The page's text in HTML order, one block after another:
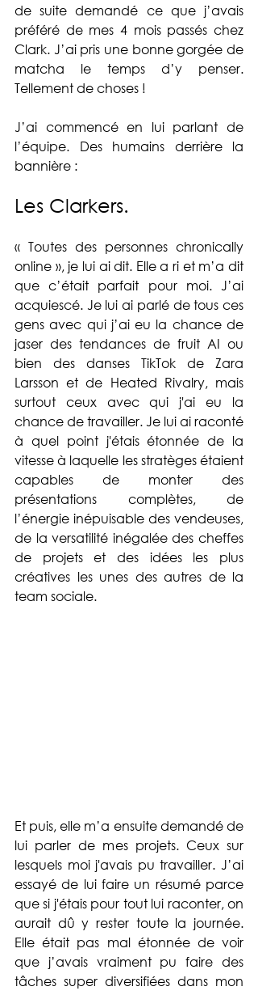
de suite demandé ce que j’avais
préféré de mes 4 mois passés chez
Clark. J’ai pris une bonne gorgée de
matcha le temps d’y penser.
Tellement de choses !
J’ai commencé en lui parlant de
l’équipe. Des humains derrière la
bannière :
Les Clarkers.
« Toutes des personnes chronically
online », je lui ai dit. Elle a ri et m’a dit
que c’était parfait pour moi. J’ai
acquiescé. Je lui ai parlé de tous ces
gens avec qui j’ai eu la chance de
jaser des tendances de fruit AI ou
bien des danses TikTok de Zara
Larsson et de Heated Rivalry, mais
surtout ceux avec qui j'ai eu la
chance de travailler. Je lui ai raconté
à quel point j'étais étonnée de la
vitesse à laquelle les stratèges étaient
capables de monter des
présentations complètes, de
l’énergie inépuisable des vendeuses,
de la versatilité inégalée des cheffes
de projets et des idées les plus
créatives les unes des autres de la
team sociale.
Et puis, elle m’a ensuite demandé de
lui parler de mes projets. Ceux sur
lesquels moi j'avais pu travailler. J’ai
essayé de lui faire un résumé parce
que si j'étais pour tout lui raconter, on
aurait dû y rester toute la journée.
Elle était pas mal étonnée de voir
que j’avais vraiment pu faire des
tâches super diversifiées dans mon